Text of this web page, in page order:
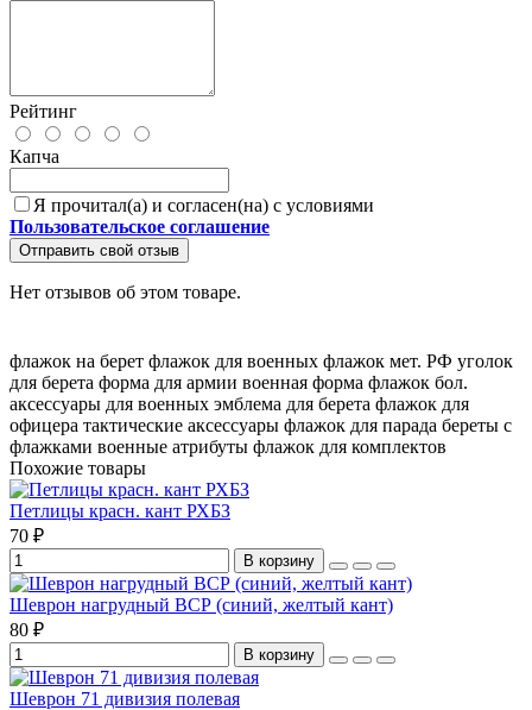
Рейтинг
Капча
Я прочитал(а) и согласен(на) с условиями
Пользовательское соглашение
Отправить свой отзыв
Нет отзывов об этом товаре.
флажок на берет флажок для военных флажок мет. РФ уголок
для берета форма для армии военная форма флажок бол.
аксессуары для военных эмблема для берета флажок для
офицера тактические аксессуары флажок для парада береты с
флажками военные атрибуты флажок для комплектов
Похожие товары
Петлицы красн. кант РХБЗ
70 ₽
В корзину
Шеврон нагрудный ВСР (синий, желтый кант)
80 ₽
В корзину
Шеврон 71 дивизия полевая